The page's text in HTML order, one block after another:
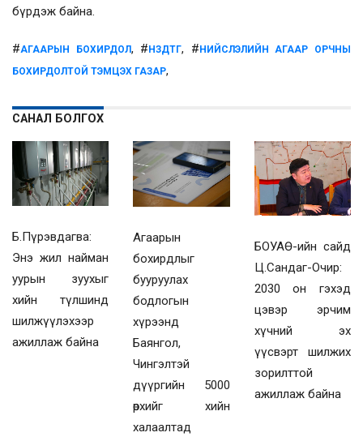
бүрдэж байна.
#АГААРЫН БОХИРДОЛ, # НЗДТГ, # НИЙСЛЭЛИЙН АГААР ОРЧНЫ
БОХИРДОЛТОЙ ТЭМЦЭХ ГАЗАР,
САНАЛ БОЛГОХ
Б.Пүрэвдагва:
Энэ жил найман
уурын зуухыг
хийн түлшинд
шилжүүлэхээр
ажиллаж байна
Агаарын
бохирдлыг
бууруулах
бодлогын
хүрээнд
Баянгол,
Чингэлтэй
дүүргийн 5000
өрхийг хийн
халаалтад
БОУАӨ-ийн сайд
Ц.Сандаг-Очир:
2030 он гэхэд
цэвэр эрчим
хүчний эх
үүсвэрт шилжих
зорилттой
ажиллаж байна